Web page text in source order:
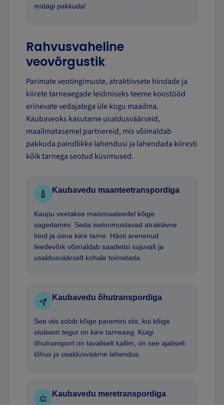
midagi pakkuda!
Rahvusvaheline
veovõrgustik
Parimate veotingimuste, atraktiivsete hindade ja
kiirete tarneaegade leidmiseks teeme koostööd
erinevate vedajatega üle kogu maailma.
Kaubaveoks kasutame usaldusväärseid,
maailmatasemel partnereid, mis võimaldab
pakkuda paindlikke lahendusi ja lahendada kiiresti
kõik tarnega seotud küsimused.
Kaubavedu maanteetranspordiga
Kaupu veetakse maismaateedel kõige
sagedamini. Seda iseloomustavad atraktiivne
hind ja üsna kiire tarne. Hästi arenenud
teedevõrk võimaldab saadetisi sujuvalt ja
usaldusväärselt kohale toimetada.
Kaubavedu õhutranspordiga
See viis sobib kõige paremini siis, kui kõige
olulisem tegur on kiire tarneaeg. Kuigi
õhutransport on tavaliselt kallim, on see ajaliselt
tõhus ja usaldusväärne lahendus.
Kaubavedu meretranspordiga